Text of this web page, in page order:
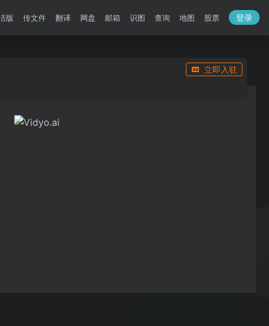
版 传文件 翻译 网盘 邮箱 识图 查询 地图 股票 登录
立即入驻